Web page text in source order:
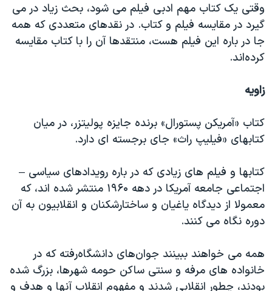
وقتی یک کتاب مهم ادبی فیلم می شود، بحث زیاد در می
گیرد در مقایسه فیلم و کتاب. در نقدهای متعددی که همه
جا در باره این فیلم هست، منتقدها آن را با کتاب مقایسه
کرده‌اند.
زاویه
کتاب «آمریکن پستورال» برنده جایزه پولیتزر، در میان
کتابهای «فیلیپ راث» جای برجسته ای دارد.
کتابها و فیلم های زیادی که در باره رویدادهای سیاسی –
اجتماعی جامعه آمریکا در دهه ۱۹۶۰ منتشر شده اند، که
معمولا از دیدگاه یاغیان و ساختارشکنان و انقلابیون به آن
دوره نگاه می کنند.
همه می خواهند ببینند جوان‌های دانشگاه‌رفته که در
خانواده های مرفه و سنتی ساکن حومه شهرها، بزرگ شده
بودند، چطور انقلابی شدند و مفهوم انقلاب آنها و هدف و